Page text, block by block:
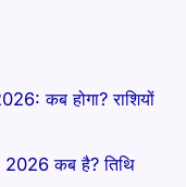
कब होगा? राशियों
कब है? तिथि